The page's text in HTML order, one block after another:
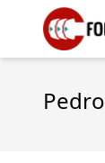
Pedro